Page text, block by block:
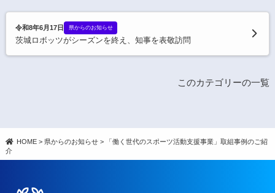
令和8年6月17日 県からのお知らせ
茨城ロボッツがシーズンを終え、知事を表敬訪問
このカテゴリーの一覧
HOME > 県からのお知らせ >
「働く世代のスポーツ活動支援事業」取組事例のご紹
介